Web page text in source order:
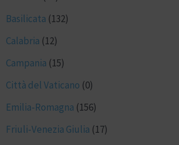
Basilicata (132)
Calabria (12)
Campania (15)
Città del Vaticano (0)
Emilia-Romagna (156)
Friuli-Venezia Giulia (17)